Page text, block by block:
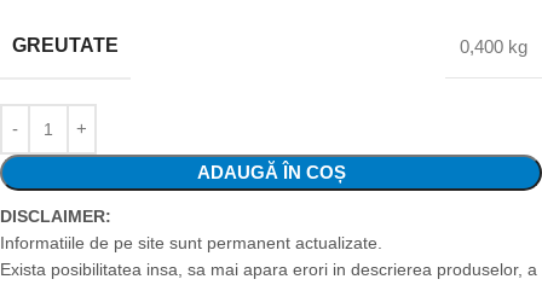
GREUTATE 0,400 kg
ADAUGĂ ÎN COȘ
DISCLAIMER:
Informatiile de pe site sunt permanent actualizate.
Exista posibilitatea insa, sa mai apara erori in descrierea produselor, a